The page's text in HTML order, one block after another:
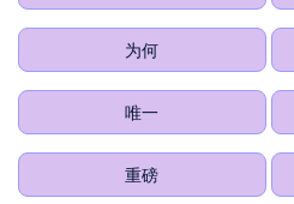
为何
唯一
重磅